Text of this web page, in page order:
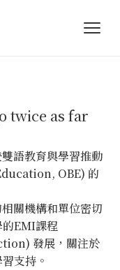
twice as far
語教育與學習推動
OBE) 的
關機構和單位密切
EMI課程
發展，關注於
支持。